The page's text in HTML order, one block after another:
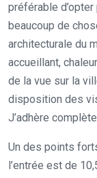
préférable
beaucoup de
architecturale du
accueillant,
de la vue sur la
disposition des
J’adhère
Un des points
l’entrée est de